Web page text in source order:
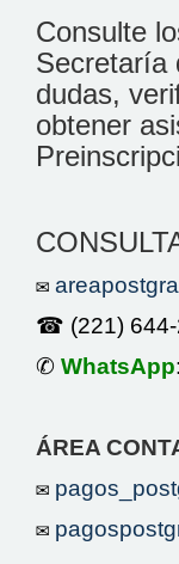
Consulte
Secretaría
dudas,
obtener
✉
☎ (221) 644-
✆ WhatsApp:
ÁREA
✉
✉